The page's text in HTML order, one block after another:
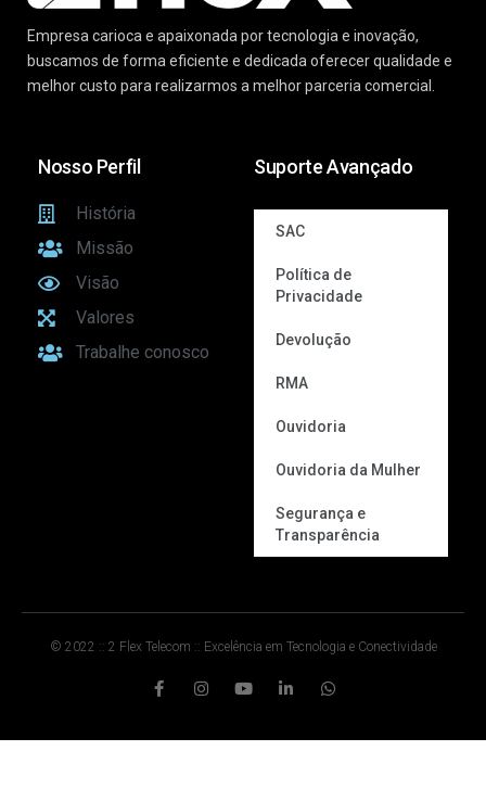
Empresa carioca e apaixonada por tecnologia e inovação,
buscamos de forma eficiente e dedicada oferecer qualidade e
melhor custo para realizarmos a melhor parceria comercial.
Nosso Perfil
História
Missão
Visão
Valores
Trabalhe conosco
Suporte Avançado
SAC
Política de
Privacidade
Devolução
RMA
Ouvidoria
Ouvidoria da Mulher
Segurança e
Transparência
© 2022 :: 2 Flex Telecom :: Excelência em Tecnologia e Conectividade